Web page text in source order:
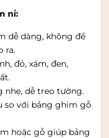
nỉ:
dễ dàng, không để
ra.
đỏ, xám, đen,
nhẹ, dễ treo tường.
so với bảng ghim gỗ
hoặc gỗ giúp bảng